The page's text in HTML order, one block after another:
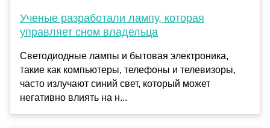
Ученые разработали лампу, которая
управляет сном владельца
Светодиодные лампы и бытовая электроника,
такие как компьютеры, телефоны и телевизоры,
часто излучают синий свет, который может
негативно влиять на н...